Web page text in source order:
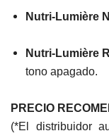
Nutri-Lumière
Nutri-Lumière
tono apagado.
PRECIO
(*El distribuidor